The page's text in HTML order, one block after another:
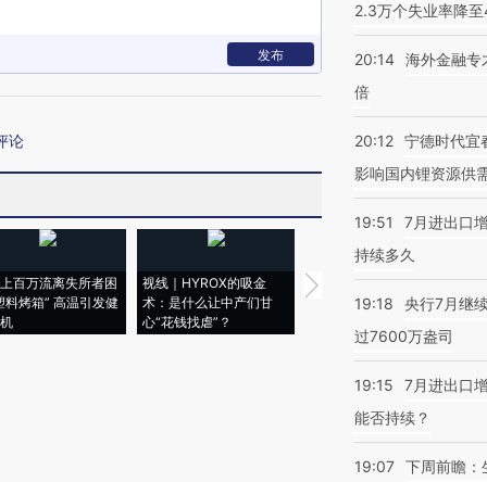
发布
论
百万流离失所者困
料烤箱” 高温引发健
视线｜HYROX的吸金
术：是什么让中产们甘
心“花钱找虐”？
马航飞行员跨国走私7万
粒摇头丸 尿检体内含3种
2.3万个失业率降至
20:14 海外金融专
倍
20:12 宁德时代宜
影响国内锂资源供
19:51
7月进出口
持续多久
19:18
央行7月继
过7600万盎司
19:15
7月进出口
能否持续？
19:07 下周前瞻：